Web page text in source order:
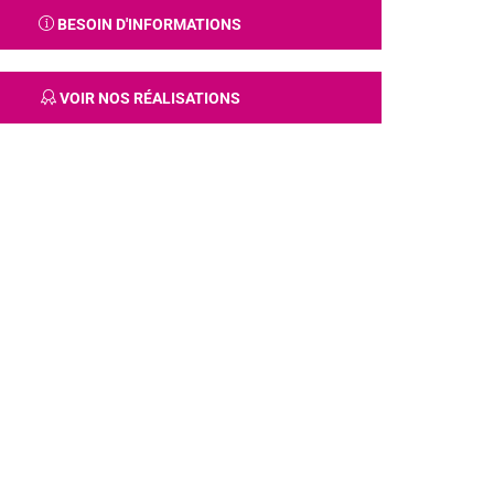
BESOIN D'INFORMATIONS
VOIR NOS RÉALISATIONS